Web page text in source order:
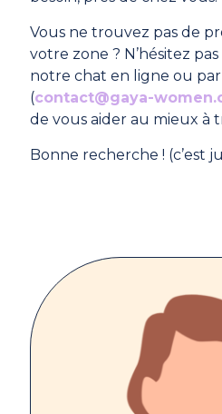
Vous ne trouvez pas de
votre zone ? N’hésitez
notre chat en ligne ou par
(contact@gaya-
de vous aider au mieux à
Bonne recherche ! (c’est